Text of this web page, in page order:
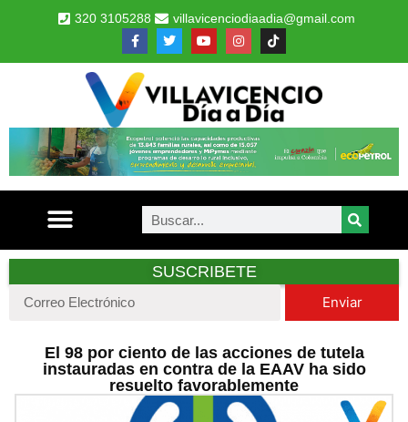
320 3105288 villavicenciodiaadia@gmail.com
SUSCRIBETE
Enviar
El 98 por ciento de las acciones de tutela
instauradas en contra de la EAAV ha sido
resuelto favorablemente